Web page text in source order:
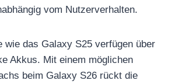
vom Nutzerverhalten.
wie das Galaxy S25 verfügen über
Akkus. Mit einem möglichen
beim Galaxy S26 rückt die